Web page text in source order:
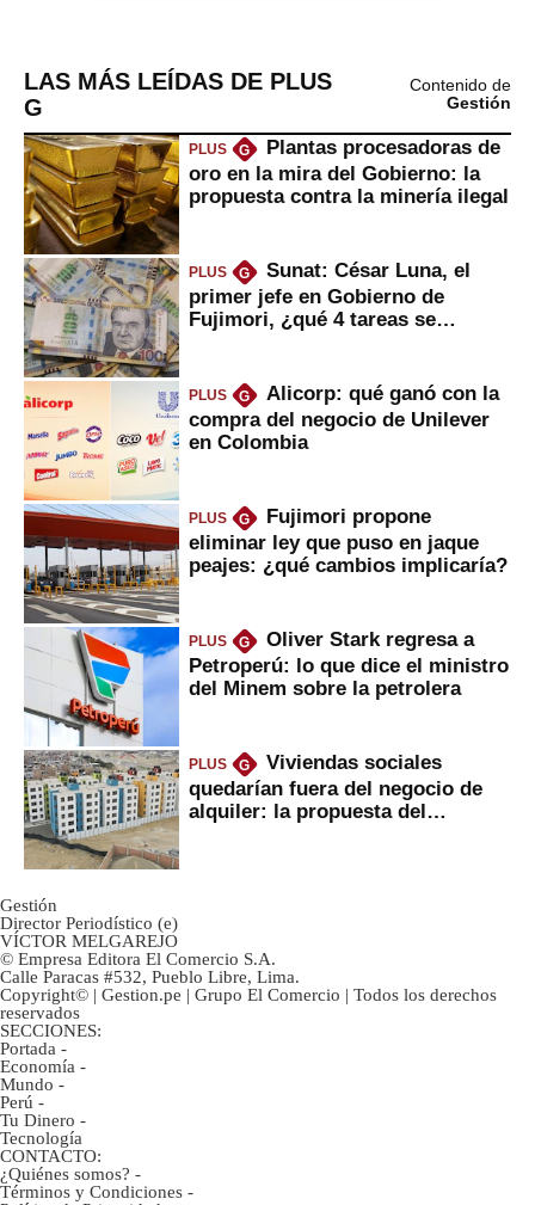
LAS MÁS LEÍDAS DE PLUS
G
Contenido de
Gestión
PLUS G
Plantas procesadoras de
oro en la mira del Gobierno: la
propuesta contra la minería ilegal
PLUS G
Sunat: César Luna, el
primer jefe en Gobierno de
Fujimori, ¿qué 4 tareas se
PLUS G
Alicorp: qué ganó con la
compra del negocio de Unilever
en Colombia
PLUS G
Fujimori propone
eliminar ley que puso en jaque
peajes: ¿qué cambios implicaría?
PLUS G
Oliver Stark regresa a
Petroperú: lo que dice el ministro
del Minem sobre la petrolera
PLUS G
Viviendas sociales
quedarían fuera del negocio de
alquiler: la propuesta del
Gestión
Director Periodístico (e)
VÍCTOR MELGAREJO
© Empresa Editora El Comercio S.A.
Calle Paracas #532, Pueblo Libre, Lima.
Copyright© | Gestion.pe | Grupo El Comercio | Todos los derechos
reservados
SECCIONES:
Portada -
Economía -
Mundo -
Perú -
Tu Dinero -
Tecnología
CONTACTO:
¿Quiénes somos? -
Términos y Condiciones -